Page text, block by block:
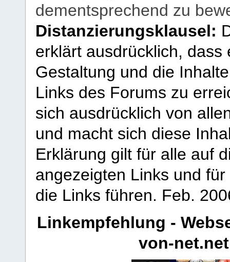
dementsprechend zu
Distanzierungsklausel:
erklärt ausdrücklich,
Gestaltung und die
Links des Forums zu
sich ausdrücklich von
und macht sich diese
Erklärung gilt für alle auf
angezeigten Links und
die Links führen. Feb.
Linkempfehlung -
von-net.net